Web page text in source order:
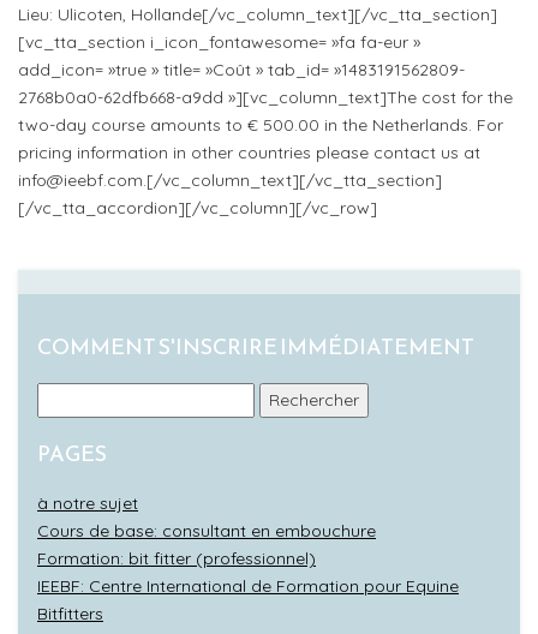
Lieu: Ulicoten, Hollande[/vc_column_text][/vc_tta_section]
[vc_tta_section i_icon_fontawesome= »fa fa-eur »
add_icon= »true » title= »Coût » tab_id= »1483191562809-
2768b0a0-62dfb668-a9dd »][vc_column_text]The cost for the
two-day course amounts to € 500.00 in the Netherlands. For
pricing information in other countries please contact us at
info@ieebf.com.[/vc_column_text][/vc_tta_section]
[/vc_tta_accordion][/vc_column][/vc_row]
COMMENT S'INSCRIRE IMMÉDIATEMENT
PAGES
à notre sujet
Cours de base: consultant en embouchure
Formation: bit fitter (professionnel)
IEEBF: Centre International de Formation pour Equine
Bitfitters